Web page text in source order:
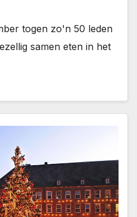
togen zo'n 50 leden
samen eten in het